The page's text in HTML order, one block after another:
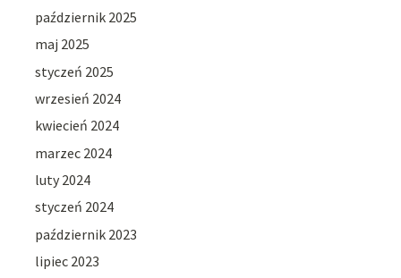
październik 2025
maj 2025
styczeń 2025
wrzesień 2024
kwiecień 2024
marzec 2024
luty 2024
styczeń 2024
październik 2023
lipiec 2023